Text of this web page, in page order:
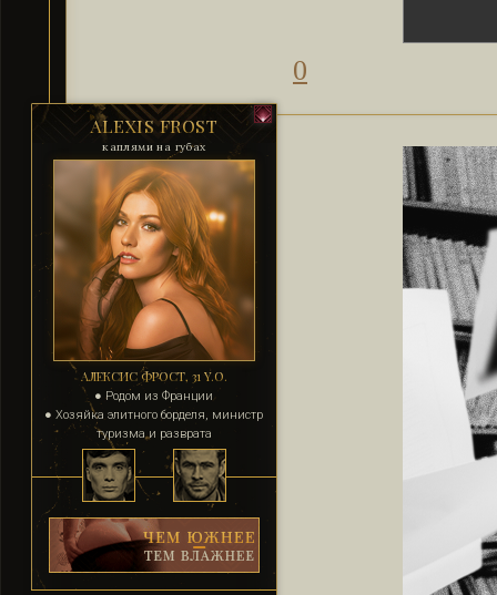
0
ALEXIS FROST
каплями на губах
АЛЕКСИС ФРОСТ, 31 Y.O.
● Родом из Франции
● Хозяйка элитного борделя, министр
туризма и разврата